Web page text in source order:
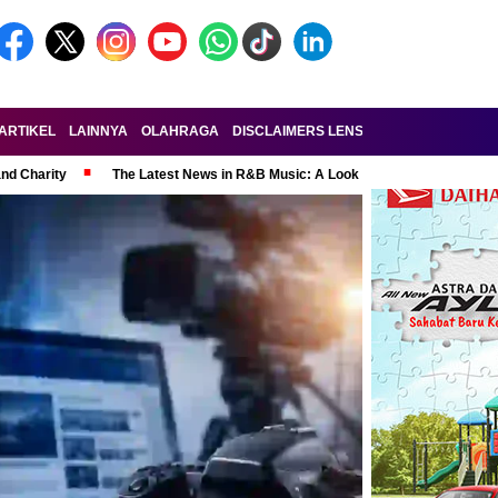
LAINNYA OLAHRAGA DISCLAIMERS LENSA-RAKYAT.COM
Charity The Latest News in R&B Music: A Look at Super Bowl